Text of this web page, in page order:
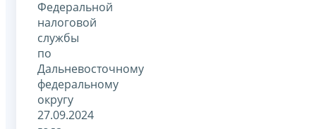
Федеральной
налоговой
службы
по
Дальневосточному
федеральному
округу
27.09.2024